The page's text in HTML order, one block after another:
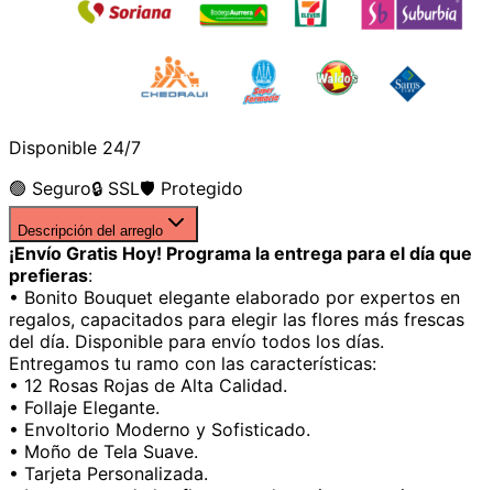
Disponible 24/7
🟢 Seguro🔒 SSL🛡️ Protegido
Descripción del arreglo
¡Envío Gratis Hoy! Programa la entrega para el día que
prefieras:
• Bonito Bouquet elegante elaborado por expertos en
regalos, capacitados para elegir las flores más frescas
del día. Disponible para envío todos los días.
Entregamos tu ramo con las características:
• 12 Rosas Rojas de Alta Calidad.
• Follaje Elegante.
• Envoltorio Moderno y Sofisticado.
• Moño de Tela Suave.
• Tarjeta Personalizada.